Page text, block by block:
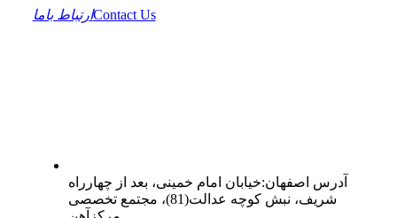
ارتباط باماContact Us
آدرس اصفهان:خیابان امام خمینی، بعد از چهارراه
شریف، نبش کوچه عدالت(81)، مجتمع تخصصی